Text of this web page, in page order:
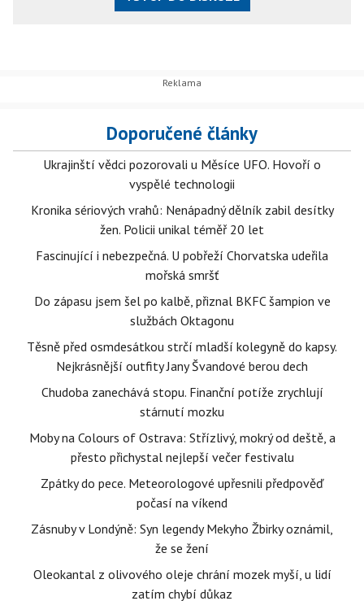
Doporučené články
Ukrajinští vědci pozorovali u Měsíce UFO. Hovoří o
vyspělé technologii
Kronika sériových vrahů: Nenápadný dělník zabil desítky
žen. Policii unikal téměř 20 let
Fascinující i nebezpečná. U pobřeží Chorvatska udeřila
mořská smršť
Do zápasu jsem šel po kalbě, přiznal BKFC šampion ve
službách Oktagonu
Těsně před osmdesátkou strčí mladší kolegyně do kapsy.
Nejkrásnější outfity Jany Švandové berou dech
Chudoba zanechává stopu. Finanční potíže zrychlují
stárnutí mozku
Moby na Colours of Ostrava: Střízlivý, mokrý od deště, a
přesto přichystal nejlepší večer festivalu
Zpátky do pece. Meteorologové upřesnili předpověď
počasí na víkend
Zásnuby v Londýně: Syn legendy Mekyho Žbirky oznámil,
že se žení
Oleokantal z olivového oleje chrání mozek myší, u lidí
zatím chybí důkaz